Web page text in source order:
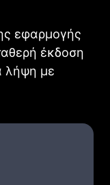
εφαρμογής
έκδοση
λήψη με